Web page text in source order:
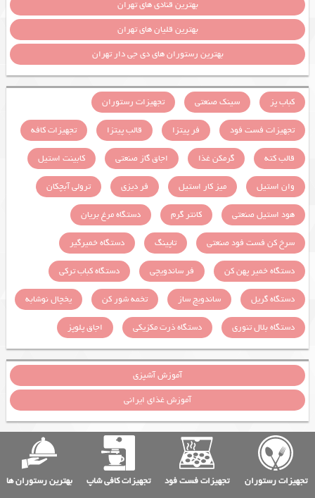
بهترین قنادی های تهران
بهترین قلیان های تهران
بهترین رستوران های دی جی دار تهران
کباب پز سینک صنعتی
تجهیزات رستوران
تجهیزات فست فود
فر پیتزا قالب پیتزا
تجهیزات کافه
قالب کته
گرمکن غذا اجاق گاز صنعتی
کابینت استیل
وان استیل
میز کار استیل فر دیزی
ترولی آبچکان
هود استیل صنعتی
کانتر گرم
دستگاه مرغ بریان
سرخ کن فست فود صنعتی
تاپینگ
دستگاه خمیرگیر
دستگاه خمیر پهن کن
فر ساندویچی
دستگاه کباب ترکی
دستگاه گریل
ساندویچ ساز تخمه شور کن
یخچال نوشابه
دستگاه بلال تنوری
دستگاه ذرت مکزیکی اجاق پلوپز
آموزش آشپزی
آموزش غذای ایرانی
تجهیزات رستوران تجهیزات فست فود تجهیزات کافی شاپ بهترین رستوران ها